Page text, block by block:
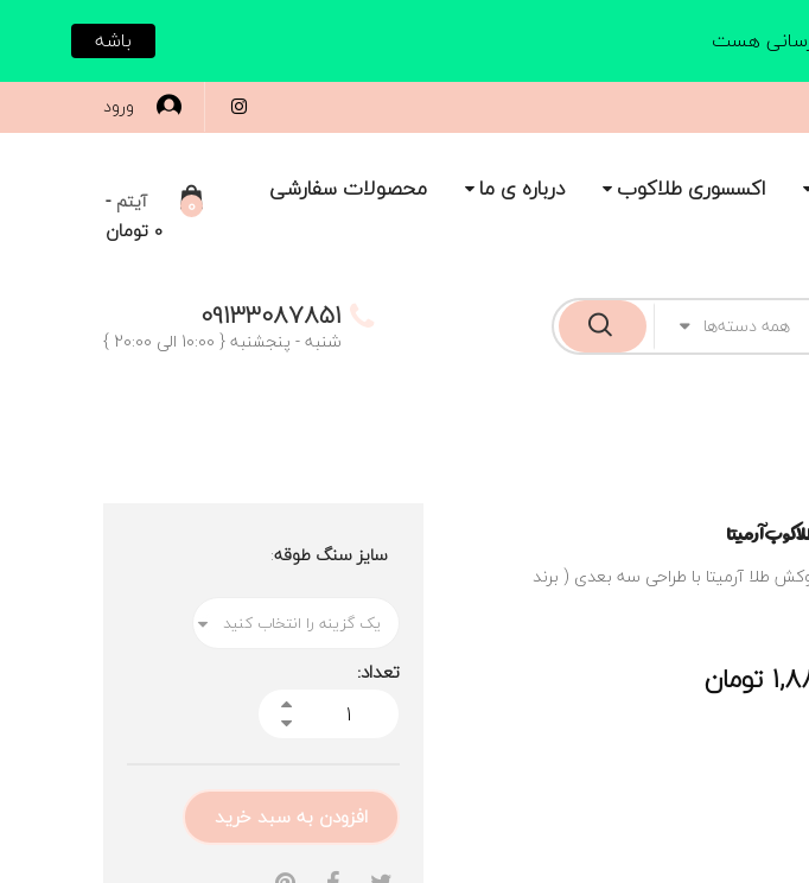
ورود
اکسسوری طلاکوب درباره ی ما
محصولات سفارشی
0 آیتم -
0 تومان
همه دسته‌ها 09133087851
شنبه - پنجشنبه { 10:00 الی 20:00 }
آرمیتا
طلا آرمیتا با طراحی سه بعدی ( برند
تومان
سایز سنگ طوقه
تعداد:
افزودن به سبد خرید
هست باشه